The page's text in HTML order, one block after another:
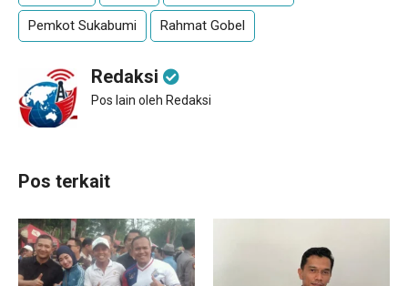
Pemkot Sukabumi Rahmat Gobel
Redaksi
Pos lain oleh Redaksi
Pos terkait